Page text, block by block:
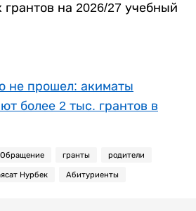
грантов на 2026/27 учебный
не прошел: акиматы
более 2 тыс. грантов в
Обращение гранты родители
Нурбек Абитуриенты